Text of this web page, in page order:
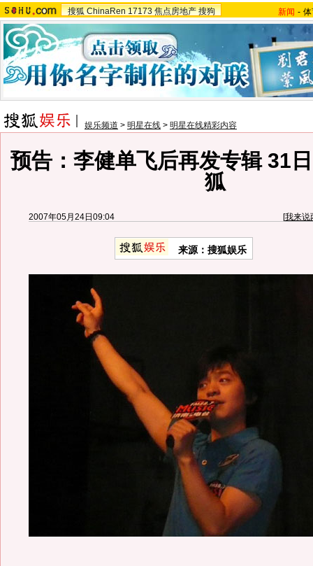
搜狐 ChinaRen 17173 焦点房地产 搜狗 新闻 -
娱乐频道 > 明星在线 > 明星在线精彩内容
预告：李健单飞后再发专辑 31
狐
2007年05月24日09:04 [我来说
来源：搜狐娱乐